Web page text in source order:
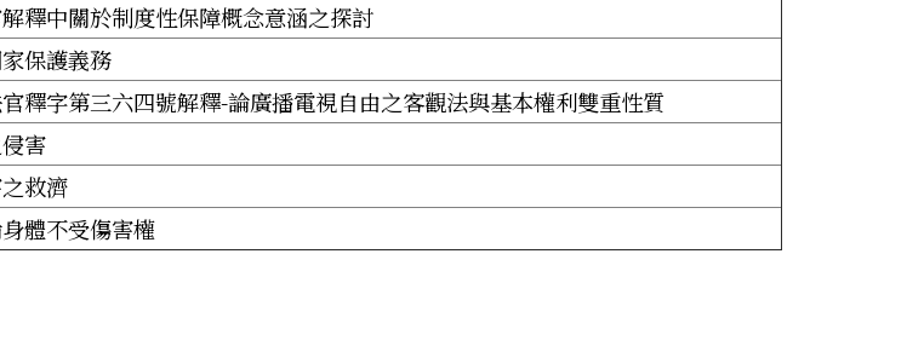
釋中關於制度性保障概念意涵之探討
保護義務
釋字第三六四號解釋-論廣播電視自由之客觀法與基本權利雙重性質
害
救濟
體不受傷害權